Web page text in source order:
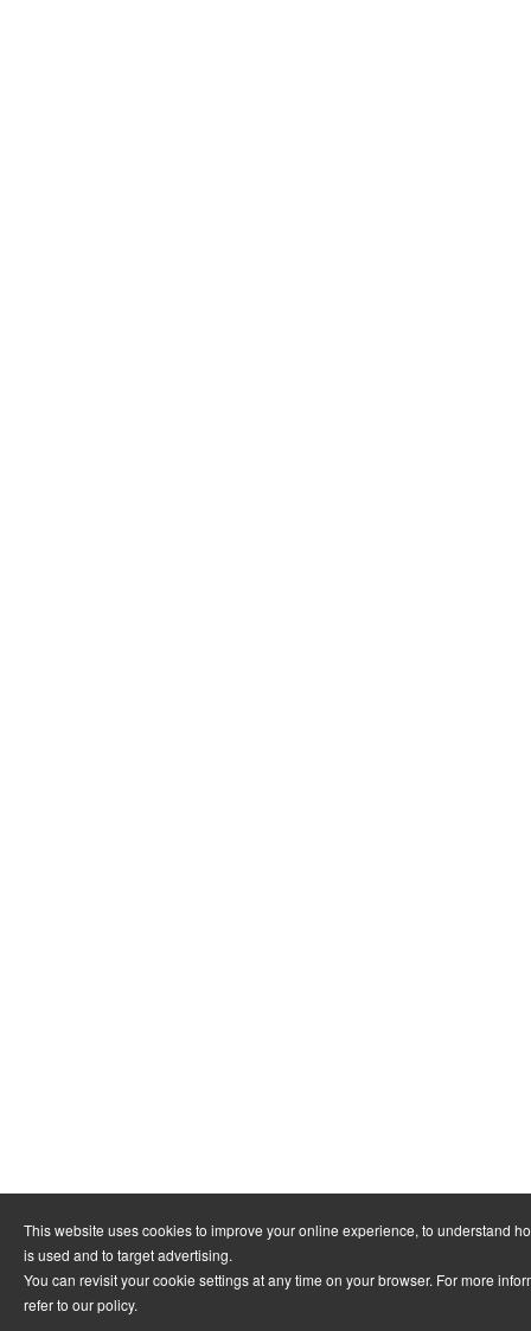
This website uses cookies to improve your online experience, to understand
is used and to target advertising.
You can revisit your cookie settings at any time on your browser. For more
refer to our policy.